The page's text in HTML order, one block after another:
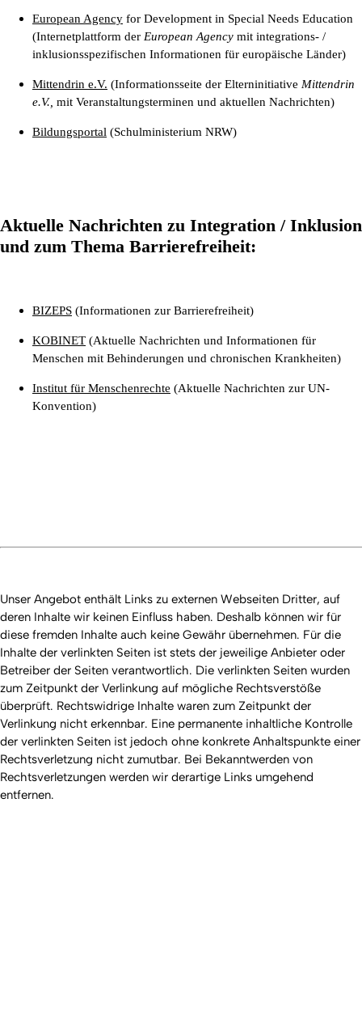
European Agency for Development in Special Needs Education
(Internetplattform der European Agency mit integrations- /
inklusionsspezifischen Informationen für europäische Länder)
Mittendrin e.V. (Informationsseite der Elterninitiative Mittendrin
e.V., mit Veranstaltungsterminen und aktuellen Nachrichten)
Bildungsportal (Schulministerium NRW)
Aktuelle Nachrichten zu Integration / Inklusion
und zum Thema Barrierefreiheit:
BIZEPS (Informationen zur Barrierefreiheit)
KOBINET (Aktuelle Nachrichten und Informationen für
Menschen mit Behinderungen und chronischen Krankheiten)
Institut für Menschenrechte (Aktuelle Nachrichten zur UN-
Konvention)
Unser Angebot enthält Links zu externen Webseiten Dritter, auf
deren Inhalte wir keinen Einfluss haben. Deshalb können wir für
diese fremden Inhalte auch keine Gewähr übernehmen. Für die
Inhalte der verlinkten Seiten ist stets der jeweilige Anbieter oder
Betreiber der Seiten verantwortlich. Die verlinkten Seiten wurden
zum Zeitpunkt der Verlinkung auf mögliche Rechtsverstöße
überprüft. Rechtswidrige Inhalte waren zum Zeitpunkt der
Verlinkung nicht erkennbar. Eine permanente inhaltliche Kontrolle
der verlinkten Seiten ist jedoch ohne konkrete Anhaltspunkte einer
Rechtsverletzung nicht zumutbar. Bei Bekanntwerden von
Rechtsverletzungen werden wir derartige Links umgehend
entfernen.